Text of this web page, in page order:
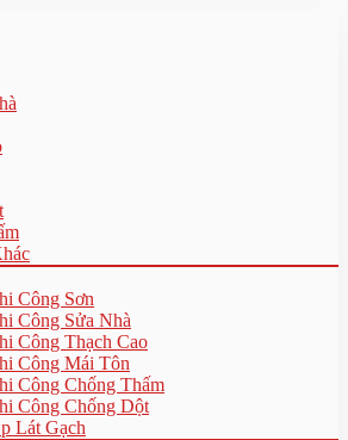
Công Sơn
Công Sửa Nhà
Công Thạch Cao
Công Mái Tôn
Công Chống Thấm
Công Chống Dột
Lát Gạch